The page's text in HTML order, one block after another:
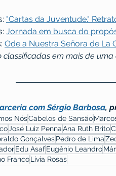
"Cartas da Juventude."
Jornada em busca do
Ode a Nuestra Señora de La
classificadas em mais de uma
com Sérgio Barbosa,
NósCabelos de Sansão
José Luiz PennaAna Ruth Brito
GonçalvesPedro de Lima
Edu AsafEugênio Leandro
FrancoLívia Rosas